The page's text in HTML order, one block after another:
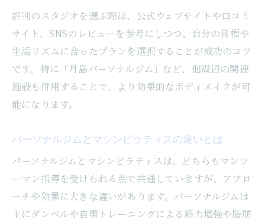
評判のスタジオを選ぶ際は、公式ウェブサイトや口コミ
サイト、SNSのレビューを参考にしつつ、自分の目標や
生活リズムに合ったプランを選択することが成功のコツ
です。特に「月島パーソナルジム」など、佃周辺の関連
施設も併用することで、より効果的なボディメイクが可
能になります。
パーソナルジムとマシンピラティスの違いとは
パーソナルジムとマシンピラティスは、どちらもマンツ
ーマン指導を受けられる点で共通していますが、アプロ
ーチや効果に大きな違いがあります。パーソナルジムは
主にダンベルや自重トレーニングによる筋力増強や脂肪